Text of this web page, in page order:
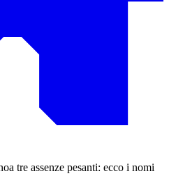
tre assenze pesanti: ecco i nomi